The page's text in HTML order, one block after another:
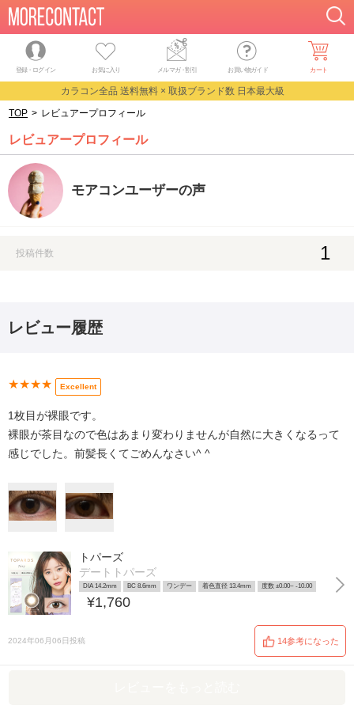
登録・ログイン お気に入り メルマガ・割引 お買い物ガイド カート
カラコン全品 送料無料 × 取扱ブランド数 日本最大級
TOP > レビュアープロフィール
レビュアープロフィール
モアコンユーザーの声
投稿件数 1
レビュー履歴
★★★★ Excellent
1枚目が裸眼です。
裸眼が茶目なので色はあまり変わりませんが自然に大きくなるって
感じでした。前髪長くてごめんなさい^ ^
トパーズ
デートトパーズ
DIA 14.2mm BC 8.6mm ワンデー 着色直径 13.4mm 度数 ±0.00~ -10.00
¥1,760
2024年06月06日投稿 14参考になった